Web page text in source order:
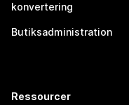
konvertering
Butiksadministration
Ressourcer